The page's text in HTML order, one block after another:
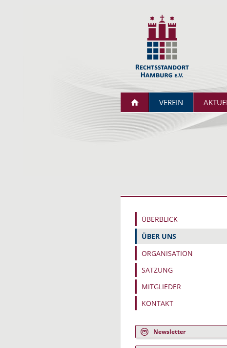
VEREIN
ÜBERBLICK
ÜBER UNS
ORGANISATION
SATZUNG
MITGLIEDER
KONTAKT
Newsletter